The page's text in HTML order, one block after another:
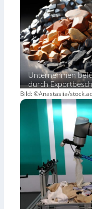
Unternehmen
durch
Bild: ©Anastasiia/